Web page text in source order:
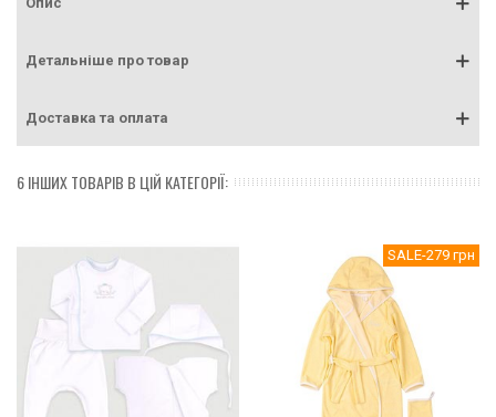
Детальніше про товар
Доставка та оплата
6 ІНШИХ ТОВАРІВ В ЦІЙ КАТЕГОРІЇ:
SALE-279 грн